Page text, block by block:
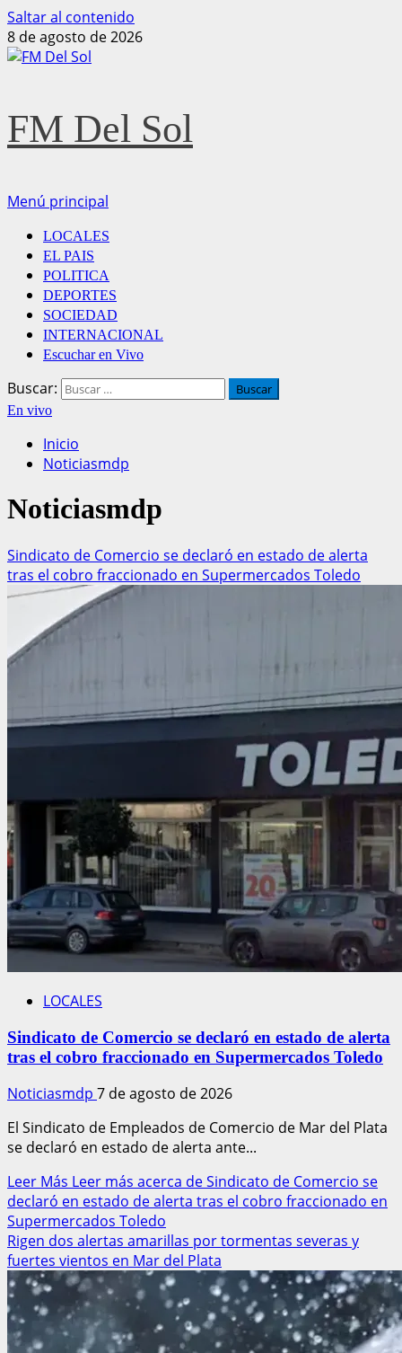
Saltar al contenido
8 de agosto de 2026
FM Del Sol
Menú principal
LOCALES
EL PAIS
POLITICA
DEPORTES
SOCIEDAD
INTERNACIONAL
Escuchar en Vivo
Buscar:
En vivo
Inicio
Noticiasmdp
Noticiasmdp
Sindicato de Comercio se declaró en estado de alerta
tras el cobro fraccionado en Supermercados Toledo
LOCALES
Sindicato de Comercio se declaró en estado de alerta
tras el cobro fraccionado en Supermercados Toledo
Noticiasmdp 7 de agosto de 2026
El Sindicato de Empleados de Comercio de Mar del Plata
se declaró en estado de alerta ante...
Leer Más Leer más acerca de Sindicato de Comercio se
declaró en estado de alerta tras el cobro fraccionado en
Supermercados Toledo
Rigen dos alertas amarillas por tormentas severas y
fuertes vientos en Mar del Plata